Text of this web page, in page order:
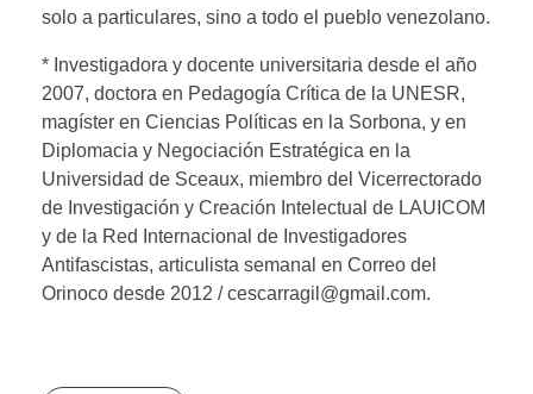
solo a particulares, sino a todo el pueblo venezolano.
* Investigadora y docente universitaria desde el año
2007, doctora en Pedagogía Crítica de la UNESR,
magíster en Ciencias Políticas en la Sorbona, y en
Diplomacia y Negociación Estratégica en la
Universidad de Sceaux, miembro del Vicerrectorado
de Investigación y Creación Intelectual de LAUICOM
y de la Red Internacional de Investigadores
Antifascistas, articulista semanal en Correo del
Orinoco desde 2012 / cescarragil@gmail.com.